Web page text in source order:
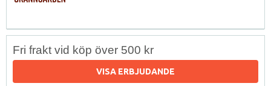
Fri frakt vid köp över 500 kr
VISA ERBJUDANDE